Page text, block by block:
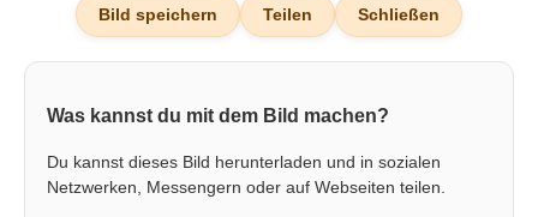
Bild speichern Teilen Schließen
Was kannst du mit dem Bild machen?
Du kannst dieses Bild herunterladen und in sozialen
Netzwerken, Messengern oder auf Webseiten teilen.